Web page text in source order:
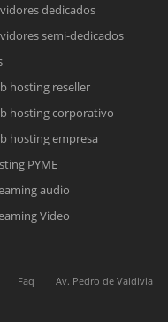
electrónico con el enlace a
online.
línea. Complete el formulario
dedicados
semi-dedicados
hosting reseller
hosting corporativo
hosting empresa
PYME
audio
Video
Faq
Av. Pedro de Valdivia